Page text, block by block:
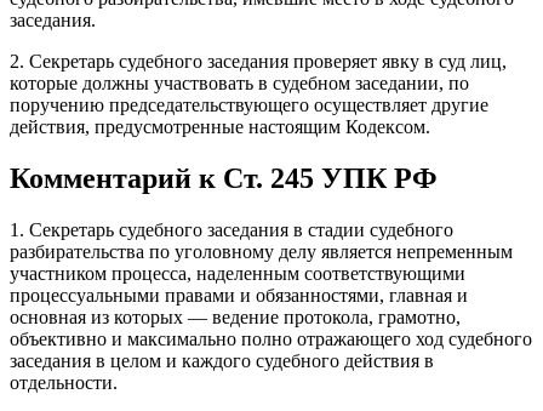
заседания.
2. Секретарь судебного заседания проверяет явку в суд лиц,
которые должны участвовать в судебном заседании, по
поручению председательствующего осуществляет другие
действия, предусмотренные настоящим Кодексом.
Комментарий к Ст. 245 УПК РФ
1. Секретарь судебного заседания в стадии судебного
разбирательства по уголовному делу является непременным
участником процесса, наделенным соответствующими
процессуальными правами и обязанностями, главная и
основная из которых — ведение протокола, грамотно,
объективно и максимально полно отражающего ход судебного
заседания в целом и каждого судебного действия в
отдельности.